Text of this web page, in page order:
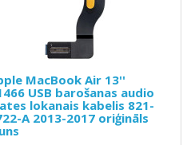
MacBook Air 13''
USB barošanas audio
lokanais kabelis 821-
A 2013-2017 oriģināls